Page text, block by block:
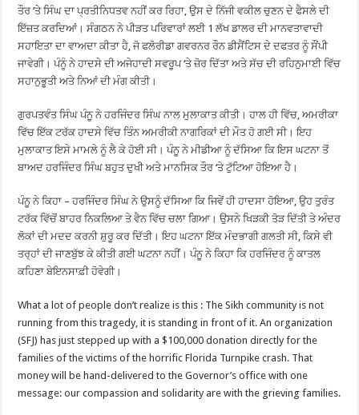
ਤੌਰ ‘ਤੇ ਸਿੰਘ ਦਾ ਪ੍ਰਤੀਨਿਧਤਵ ਨਹੀਂ ਕਰ ਰਿਹਾ, ਉਸ ਦੇ ਨਿੱਜੀ ਵਕੀਲ ਚੁਣਨ ਦੇ ਫੈਸਲੇ ਦੀ
ਇੱਜ਼ਤ ਕਰਦਿਆਂ। ਸੰਗਠਨ ਨੇ ਪੀੜਤ ਪਰਿਵਾਰਾਂ ਲਈ 1 ਲੱਖ ਡਾਲਰ ਦੀ ਮਾਨਵਤਾਵਾਦੀ
ਸਹਾਇਤਾ ਦਾ ਵਾਅਦਾ ਕੀਤਾ ਹੈ, ਜੋ ਫਲੋਰੀਡਾ ਗਵਰਨਰ ਰੌਨ ਡੀਸੈਂਟਿਸ ਦੇ ਦਫਤਰ ਨੂੰ ਸੌਂਪੀ
ਜਾਵੇਗੀ। ਪੰਨੂੰ ਨੇ ਹਾਦਸੇ ਦੀ ਅਜੇਹਾਦੀ ਸਵਰੂਪ ‘ਤੇ ਜ਼ੋਰ ਦਿੱਤਾ ਅਤੇ ਸੱਚ ਦੀ ਰਹਿਨੁਮਾਈ ਵਿੱਚ
ਸਹਾਨੁਭੂਤੀ ਅਤੇ ਨਿਆਂ ਦੀ ਮੰਗ ਕੀਤੀ।
ਗੁਰਪਤਵੰਤ ਸਿੰਘ ਪੰਨੂ ਨੇ ਹਰਜਿੰਦਰ ਸਿੰਘ ਨਾਲ ਮੁਲਾਕਾਤ ਕੀਤੀ। ਹਾਲ ਹੀ ਵਿੱਚ, ਅਮਰੀਕਾ
ਵਿੱਚ ਇੱਕ ਟਰੱਕ ਹਾਦਸੇ ਵਿੱਚ ਤਿੰਨ ਅਮਰੀਕੀ ਨਾਗਰਿਕਾਂ ਦੀ ਮੌਤ ਹੋ ਗਈ ਸੀ। ਇਹ
ਮੁਲਾਕਾਤ ਇਸੇ ਮਾਮਲੇ ਨੂੰ ਲੈ ਕੇ ਹੋਈ ਸੀ। ਪੰਨੂ ਨੇ ਮੀਡੀਆ ਨੂੰ ਦੱਸਿਆ ਕਿ ਇਸ ਘਟਨਾ ਤੋਂ
ਬਾਅਦ ਹਰਜਿੰਦਰ ਸਿੰਘ ਬਹੁਤ ਦੁਖੀ ਅਤੇ ਮਾਨਸਿਕ ਤੌਰ ‘ਤੇ ਟੁੱਟਿਆ ਹੋਇਆ ਹੈ।
ਪੰਨੂ ਨੇ ਕਿਹਾ – ਹਰਜਿੰਦਰ ਸਿੰਘ ਨੇ ਉਸਨੂੰ ਦੱਸਿਆ ਕਿ ਜਿਵੇਂ ਹੀ ਹਾਦਸਾ ਹੋਇਆ, ਉਹ ਤੁਰੰਤ
ਟਰੱਕ ਵਿੱਚੋਂ ਬਾਹਰ ਨਿਕਲਿਆ ਤੇ ਵੈਨ ਵਿੱਚ ਚਲਾ ਗਿਆ। ਉਸਨੇ ਖਿੜਕੀ ਤੋੜ ਦਿੱਤੀ ਤੇ ਅੰਦਰ
ਲੋਕਾਂ ਦੀ ਮਦਦ ਕਰਨੀ ਸ਼ੁਰੂ ਕਰ ਦਿੱਤੀ। ਇਹ ਘਟਨਾ ਇੱਕ ਮੰਦਭਾਗੀ ਗਲਤੀ ਸੀ, ਕਿਸੇ ਵੀ
ਤਰ੍ਹਾਂ ਦੀ ਜਾਣਬੁੱਝ ਕੇ ਕੀਤੀ ਗਈ ਘਟਨਾ ਨਹੀਂ। ਪੰਨੂ ਨੇ ਕਿਹਾ ਕਿ ਹਰਜਿੰਦਰ ਨੂੰ ਕਾਤਲ
ਕਹਿਣਾ ਬੇਇਨਸਾਫ਼ੀ ਹੋਵੇਗੀ।
What a lot of people don’t realize is this : The Sikh community is not
running from this tragedy, it is standing in front of it. An organization
(SFJ) has just stepped up with a $100,000 donation directly for the
families of the victims of the horrific Florida Turnpike crash. That
money will be hand-delivered to the Governor’s office with one
message: our compassion and solidarity are with the grieving families.